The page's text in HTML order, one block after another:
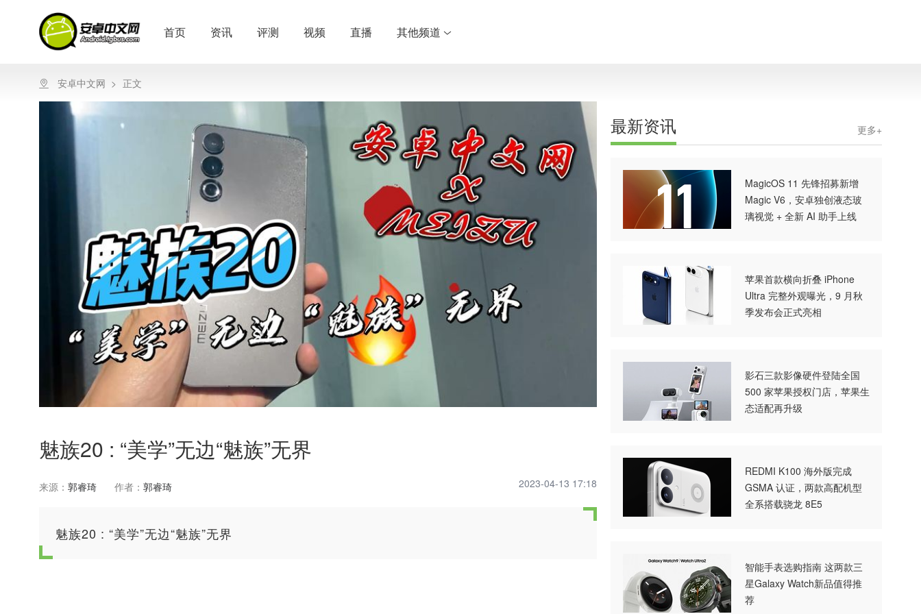
首页 资讯 评测 视频 直播 其他频道
安卓中文网 > 正文
魅族20 : “美学”无边“魅族”无界
来源： 郭睿琦 作者： 郭睿琦 2023-04-13 17:18
魅族20 : “美学”无边“魅族”无界
最新资讯 更多+
MagicOS 11 先锋招募新增
Magic V6，安卓独创液态玻
璃视觉 + 全新 AI 助手上线
苹果首款横向折叠 iPhone
Ultra 完整外观曝光，9 月秋
季发布会正式亮相
影石三款影像硬件登陆全国
500 家苹果授权门店，苹果生
态适配再升级
REDMI K100 海外版完成
GSMA 认证，两款高配机型
全系搭载骁龙 8E5
智能手表选购指南 这两款三
星Galaxy Watch新品值得推
荐